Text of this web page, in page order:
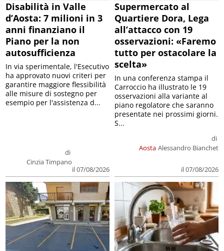
Disabilità in Valle
d’Aosta: 7 milioni in 3
anni finanziano il
Piano per la non
autosufficienza
di
Cinzia Timpano
il 07/08/2026
In via sperimentale, l'Esecutivo
ha approvato nuovi criteri per
garantire maggiore flessibilità
alle misure di sostegno per
esempio per l'assistenza d...
Supermercato al
Quartiere Dora, Lega
all’attacco con 19
osservazioni: «Faremo
tutto per ostacolare la
scelta»
Aosta
di
Alessandro Bianchet
il 07/08/2026
In una conferenza stampa il
Carroccio ha illustrato le 19
osservazioni alla variante al
piano regolatore che saranno
presentate nei prossimi giorni.
S...